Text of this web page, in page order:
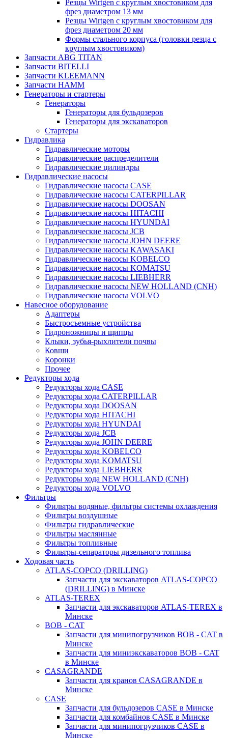
Резцы Wirtgen с круглым хвостовиком для
фрез диаметром 13 мм
Резцы Wirtgen с круглым хвостовиком для
фрез диаметром 20 мм
Формы стального корпуса (головки резца с
круглым хвостовиком)
Запчасти ABG TITAN
Запчасти BITELLI
Запчасти KLEEMANN
Запчасти HAMM
Генераторы и стартеры
Генераторы
Генераторы для бульдозеров
Генераторы для экскаваторов
Стартеры
Гидравлика
Гидравлические моторы
Гидравлические распределители
Гидравлические цилиндры
Гидравлические насосы
Гидравлические насосы CASE
Гидравлические насосы CATERPILLAR
Гидравлические насосы DOOSAN
Гидравлические насосы HITACHI
Гидравлические насосы HYUNDAI
Гидравлические насосы JCB
Гидравлические насосы JOHN DEERE
Гидравлические насосы KAWASAKI
Гидравлические насосы KOBELCO
Гидравлические насосы KOMATSU
Гидравлические насосы LIEBHERR
Гидравлические насосы NEW HOLLAND (CNH)
Гидравлические насосы VOLVO
Навесное оборудование
Адаптеры
Быстросъемные устройства
Гидроножницы и щипцы
Клыки, зубья-рыхлители почвы
Ковши
Коронки
Прочее
Редукторы хода
Редукторы хода CASE
Редукторы хода CATERPILLAR
Редукторы хода DOOSAN
Редукторы хода HITACHI
Редукторы хода HYUNDAI
Редукторы хода JCB
Редукторы хода JOHN DEERE
Редукторы хода KOBELCO
Редукторы хода KOMATSU
Редукторы хода LIEBHERR
Редукторы хода NEW HOLLAND (CNH)
Редукторы хода VOLVO
Фильтры
Фильтры водяные, фильтры системы охлаждения
Фильтры воздушные
Фильтры гидравлические
Фильтры маслянные
Фильтры топливные
Фильтры-сепараторы дизельного топлива
Ходовая часть
ATLAS-COPCO (DRILLING)
Запчасти для экскаваторов ATLAS-COPCO
(DRILLING) в Минске
ATLAS-TEREX
Запчасти для экскаваторов ATLAS-TEREX в
Минске
BOB - CAT
Запчасти для минипогрузчиков BOB - CAT в
Минске
Запчасти для миниэкскаваторов BOB - CAT
в Минске
CASAGRANDE
Запчасти для кранов CASAGRANDE в
Минске
CASE
Запчасти для бульдозеров CASE в Минске
Запчасти для комбайнов CASE в Минске
Запчасти для минипогрузчиков CASE в
Минске